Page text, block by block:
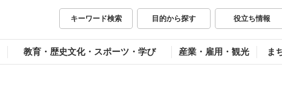
白河市公式ホームページ
キーワード検索
目的から探す 役立ち情報
教育・歴史文化・スポーツ・学び 産業・雇用・観光 ま